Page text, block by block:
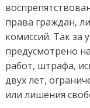
права граждан,
комиссий. Так за
предусмотрено
работ, штрафа,
двух лет,
или лишения